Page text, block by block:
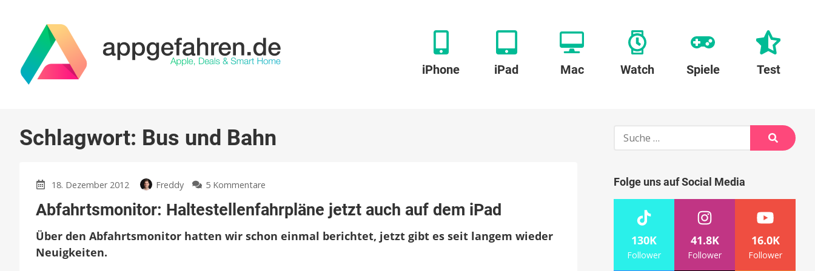
iPhone iPad Mac Watch Spiele Test
Schlagwort: Bus und Bahn
18. Dezember 2012 Freddy 5 Kommentare
Haltestellenfahrpläne
auch
Abfahrtsmonitor: Haltestellenfahrpläne jetzt auch auf dem iPad
Über den Abfahrtsmonitor hatten wir schon einmal berichtet, jetzt gibt es seit langem wieder
Neuigkeiten.
Suche
Suche
Folge uns auf Social Media
130K
Follower
41.8K
Follower
16.0K
Follower